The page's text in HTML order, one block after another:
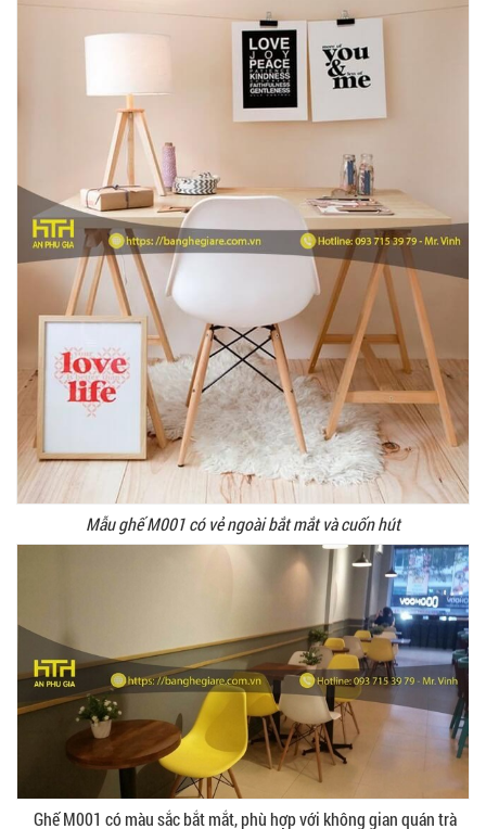
Mẫu ghế M001 có vẻ ngoài bắt mắt và cuốn hút
Ghế M001 có màu sắc bắt mắt, phù hợp với không gian quán trà